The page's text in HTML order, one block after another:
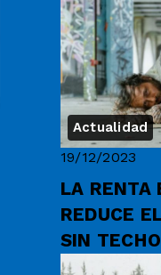
Actualidad
19/12/2023
LA RENTA
REDUCE
SIN TECHO